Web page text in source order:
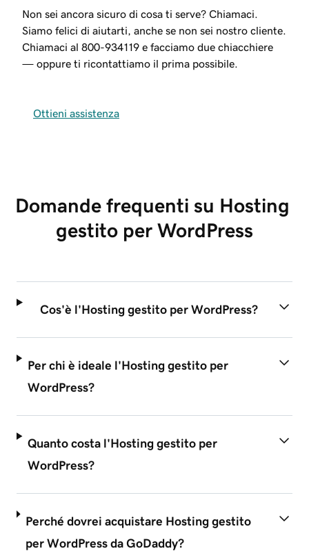
Non sei ancora sicuro di cosa ti serve? Chiamaci.
Siamo felici di aiutarti, anche se non sei nostro cliente.
Chiamaci al 800-934119 e facciamo due chiacchiere
— oppure ti ricontattiamo il prima possibile.
Ottieni assistenza
Domande frequenti su Hosting
gestito per WordPress
Cos'è l'Hosting gestito per WordPress?
Per chi è ideale l'Hosting gestito per
WordPress?
Quanto costa l'Hosting gestito per
WordPress?
Perché dovrei acquistare Hosting gestito
per WordPress da GoDaddy?